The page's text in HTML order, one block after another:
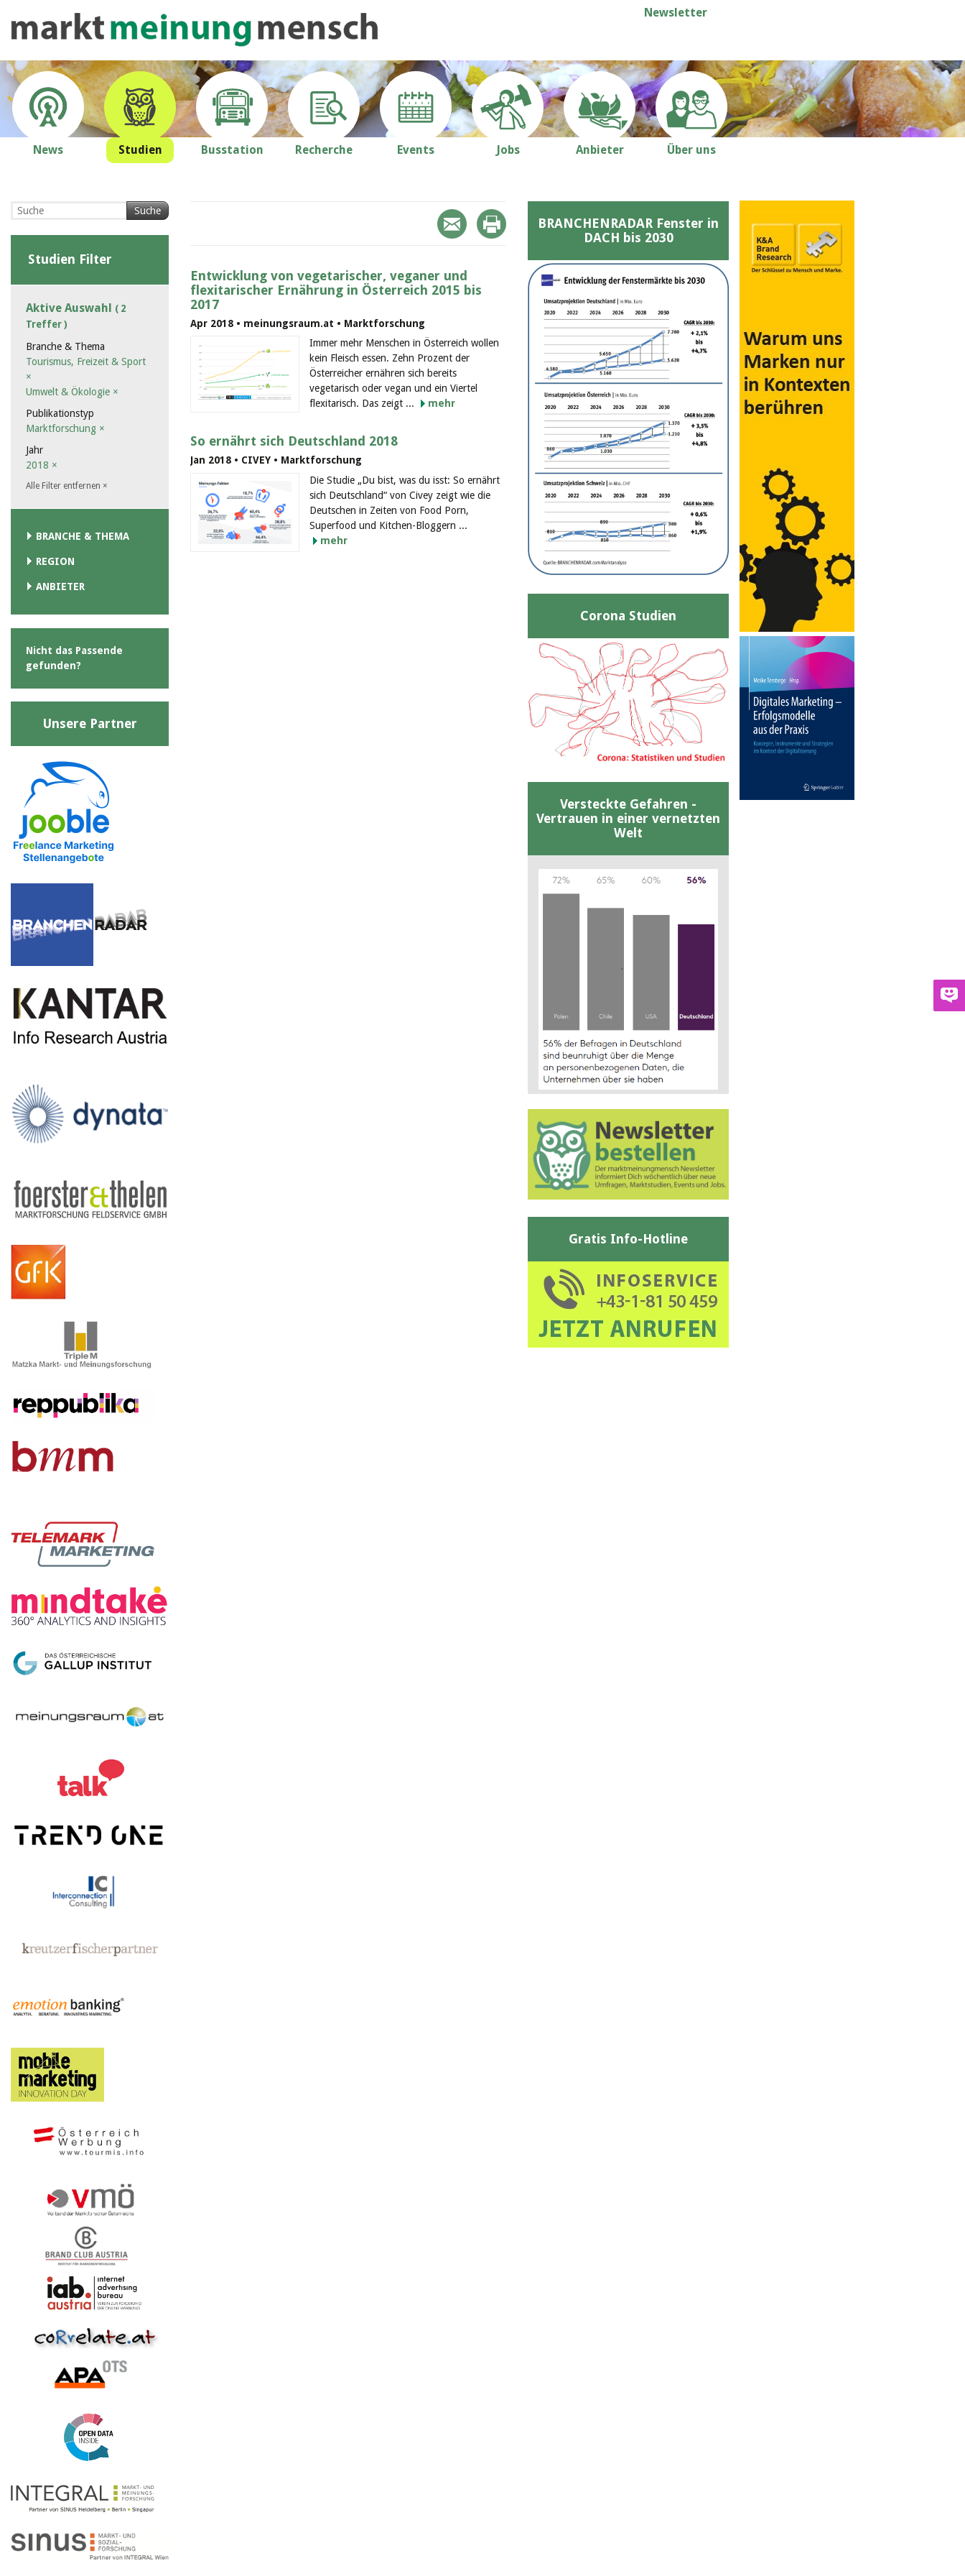
Newsletter
News Studien Busstation Recherche Events Jobs Anbieter Über uns
Entwicklung von vegetarischer, veganer und
flexitarischer Ernährung in Österreich 2015 bis
2017
Apr 2018 • meinungsraum.at • Marktforschung
Immer mehr Menschen in Österreich wollen
kein Fleisch essen. Zehn Prozent der
Österreicher ernähren sich bereits
vegetarisch oder vegan und ein Viertel
flexitarisch. Das zeigt ...
mehr
So ernährt sich Deutschland 2018
Jan 2018 • CIVEY • Marktforschung
Die Studie „Du bist, was du isst: So ernährt
sich Deutschland“ von Civey zeigt wie die
Deutschen in Zeiten von Food Porn,
Superfood und Kitchen-Bloggern ...
mehr
Suche
Studien Filter
Aktive Auswahl ( 2
Treffer )
Branche & Thema
Tourismus, Freizeit & Sport
×
Umwelt & Ökologie ×
Publikationstyp
Marktforschung ×
Jahr
2018 ×
Alle Filter entfernen ×
BRANCHE & THEMA
REGION
ANBIETER
Nicht das Passende
gefunden?
Unsere Partner
BRANCHENRADAR Fenster in
DACH bis 2030
Corona Studien
Versteckte Gefahren -
Vertrauen in einer vernetzten
Welt
Gratis Info-Hotline